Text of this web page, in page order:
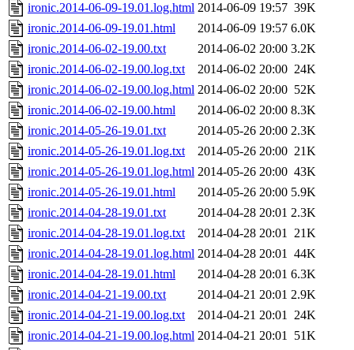
ironic.2014-06-09-19.01.log.html 2014-06-09 19:57 39K
ironic.2014-06-09-19.01.html
2014-06-09 19:57 6.0K
ironic.2014-06-02-19.00.txt
2014-06-02 20:00 3.2K
ironic.2014-06-02-19.00.log.txt
2014-06-02 20:00 24K
ironic.2014-06-02-19.00.log.html 2014-06-02 20:00 52K
ironic.2014-06-02-19.00.html
2014-06-02 20:00 8.3K
ironic.2014-05-26-19.01.txt
2014-05-26 20:00 2.3K
ironic.2014-05-26-19.01.log.txt
2014-05-26 20:00 21K
ironic.2014-05-26-19.01.log.html 2014-05-26 20:00 43K
ironic.2014-05-26-19.01.html
2014-05-26 20:00 5.9K
ironic.2014-04-28-19.01.txt
2014-04-28 20:01 2.3K
ironic.2014-04-28-19.01.log.txt
2014-04-28 20:01 21K
ironic.2014-04-28-19.01.log.html 2014-04-28 20:01 44K
ironic.2014-04-28-19.01.html
2014-04-28 20:01 6.3K
ironic.2014-04-21-19.00.txt
2014-04-21 20:01 2.9K
ironic.2014-04-21-19.00.log.txt
2014-04-21 20:01 24K
ironic.2014-04-21-19.00.log.html 2014-04-21 20:01 51K